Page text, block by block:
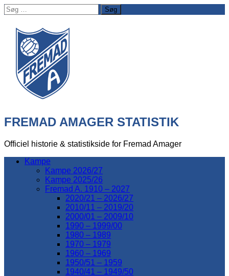
Søg
efter:
FREMAD AMAGER STATISTIK
Officiel historie & statistikside for Fremad Amager
Kampe
Kampe 2026/27
Kampe 2025/26
Fremad A. 1910 – 2027
2020/21 – 2026/27
2010/11 – 2019/20
2000/01 – 2009/10
1990 – 1999/00
1980 – 1989
1970 – 1979
1960 – 1969
1950/51 – 1959
1940/41 – 1949/50